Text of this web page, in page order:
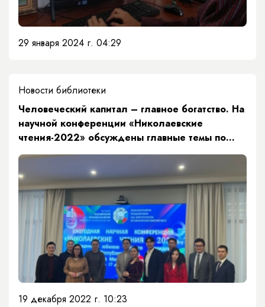
29 января 2024 г. 04:29
Новости библиотеки
​Человеческий капитал – главное богатство. На
научной конференции «Николаевские
чтения-2022» обсуждены главные темы по
развитию республики и страны
19 декабря 2022 г. 10:23